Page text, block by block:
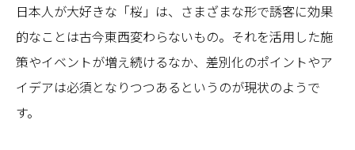
日本人が大好きな「桜」は、さまざまな形で誘客に効果
的なことは古今東西変わらないもの。それを活用した施
策やイベントが増え続けるなか、差別化のポイントやア
イデアは必須となりつつあるというのが現状のようで
す。